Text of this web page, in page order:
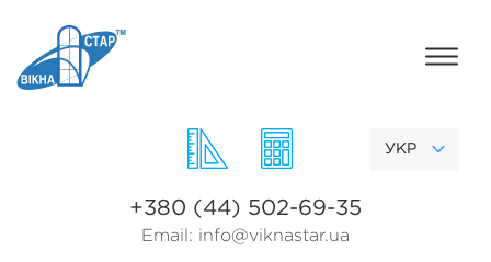
УКР
+380 (44) 502-69-35
Email: info@viknastar.ua